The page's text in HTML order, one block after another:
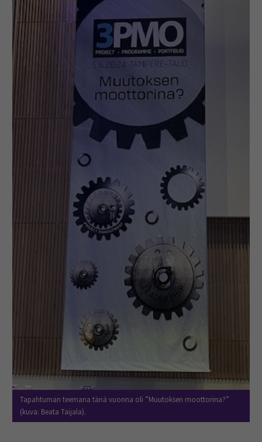
Tapahtuman teemana tänä vuonna oli ”Muutoksen moottorina?”
(kuva: Beata Taijala).